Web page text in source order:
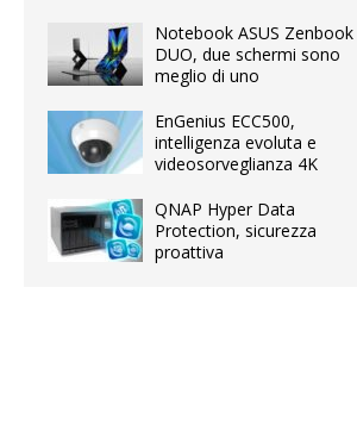
Notebook ASUS Zenbook
DUO, due schermi sono
meglio di uno
EnGenius ECC500,
intelligenza evoluta e
videosorveglianza 4K
QNAP Hyper Data
Protection, sicurezza
proattiva